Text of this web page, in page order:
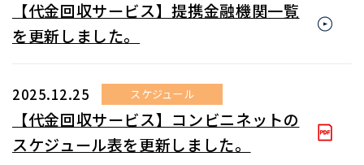
【代金回収サービス】提携金融機関一覧
を更新しました。
2025.12.25 スケジュール
【代金回収サービス】コンビニネットの
スケジュール表を更新しました。